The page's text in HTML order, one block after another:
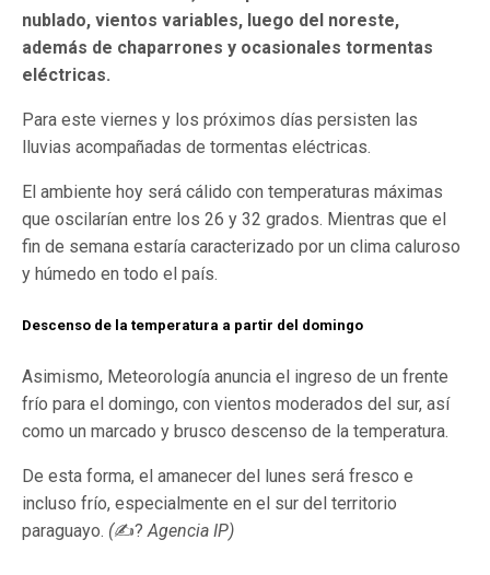
nublado, vientos variables, luego del noreste,
además de chaparrones y ocasionales tormentas
eléctricas.
Para este viernes y los próximos días persisten las
lluvias acompañadas de tormentas eléctricas.
El ambiente hoy será cálido con temperaturas máximas
que oscilarían entre los 26 y 32 grados. Mientras que el
fin de semana estaría caracterizado por un clima caluroso
y húmedo en todo el país.
Descenso de la temperatura a partir del domingo
Asimismo, Meteorología anuncia el ingreso de un frente
frío para el domingo, con vientos moderados del sur, así
como un marcado y brusco descenso de la temperatura.
De esta forma, el amanecer del lunes será fresco e
incluso frío, especialmente en el sur del territorio
paraguayo. (✍?Agencia IP)